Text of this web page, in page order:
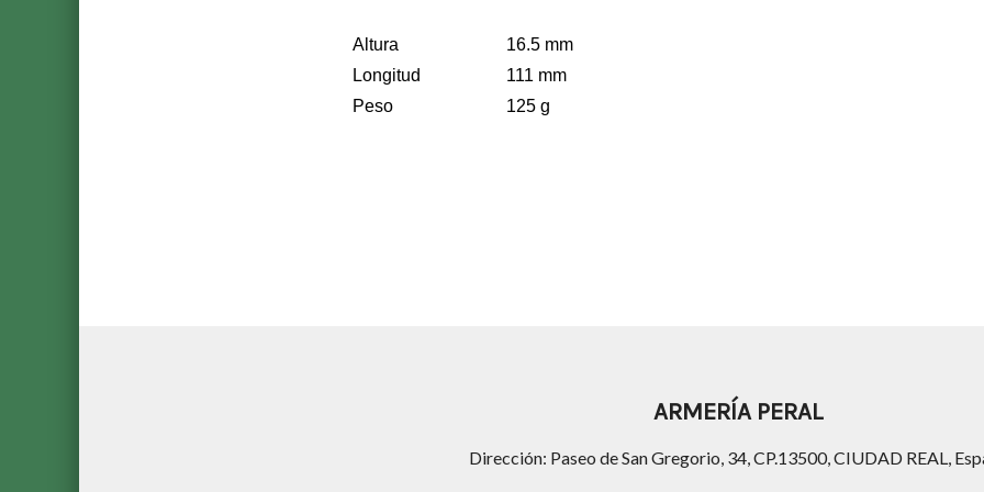
Altura
16.5 mm
Longitud
111 mm
Peso
125 g
ARMERÍA PERAL
Dirección: Paseo de San Gregorio, 34, CP.13500, CIUDAD REAL,